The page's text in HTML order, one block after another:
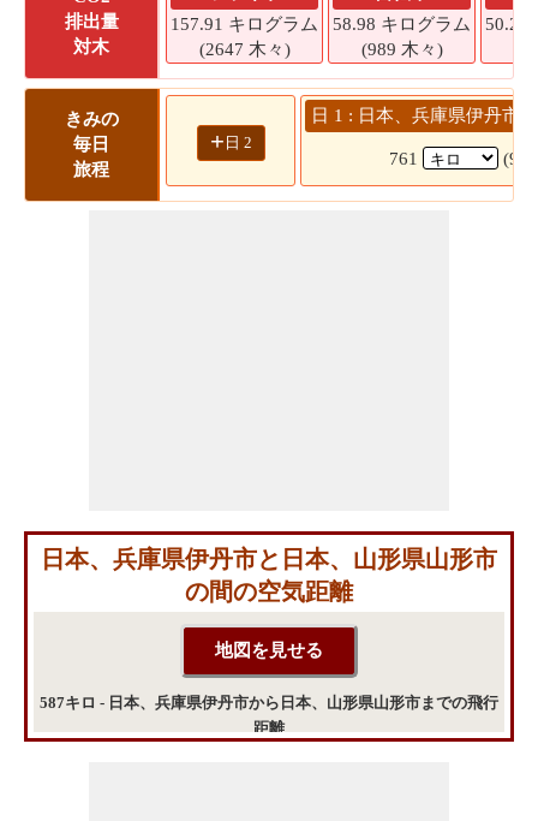
排出量
対木
157.91 キログラム
(2647 木々)
58.98 キログラム
(989 木々)
50.23
きみの
毎日
旅程
+ 日 2
日 1 : 日本、兵庫県伊丹市
761 (9
日本、兵庫県伊丹市と日本、山形県山形市
の間の空気距離
587キロ - 日本、兵庫県伊丹市から日本、山形県山形市までの飛行
距離